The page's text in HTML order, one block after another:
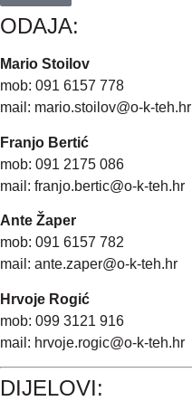
ODAJA:
Mario Stoilov
mob: 091 6157 778
mail: mario.stoilov@o-k-teh.hr
Franjo Bertić
mob: 091 2175 086
mail: franjo.bertic@o-k-teh.hr
Ante Žaper
mob: 091 6157 782
mail: ante.zaper@o-k-teh.hr
Hrvoje Rogić
mob: 099 3121 916
mail: hrvoje.rogic@o-k-teh.hr
DIJELOVI: